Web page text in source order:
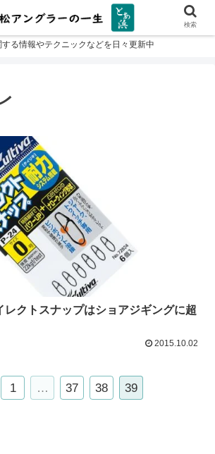
る情報やテクニックなどを日々更新中
レクトスナップはショアジギングに超
2015.10.02
1 … 37 38 39
検索